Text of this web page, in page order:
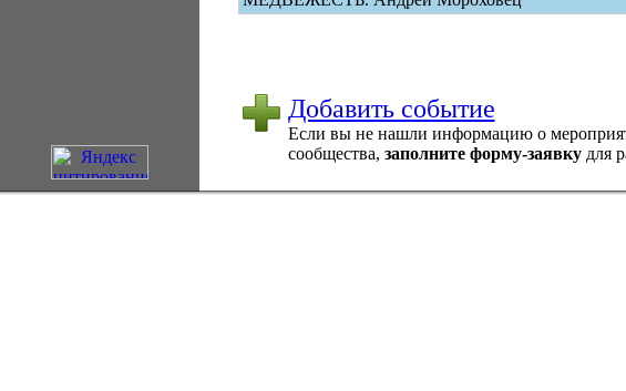
Добавить событие
Если вы не нашли информацию о
сообщества, заполните форму-заявкудля